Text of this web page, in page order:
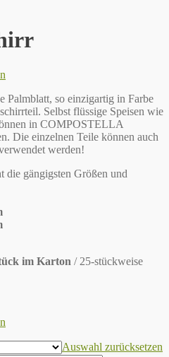
Palmblatt, so einzigartig in Farbe
Selbst flüssige Speisen wie
in COMPOSTELLA
Die einzelnen Teile können auch
werden!
die gängigsten Größen und
im Karton / 25-stückweise
Auswahl zurücksetzen